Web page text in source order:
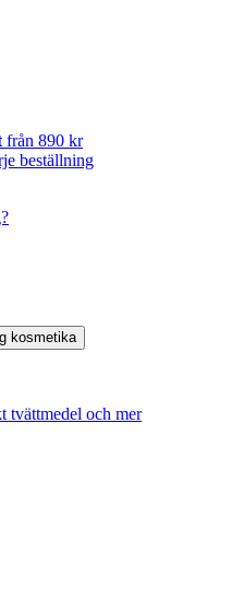
från 890 kr
beställning
tvättmedel och mer